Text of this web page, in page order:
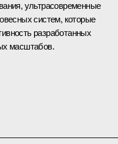
ультрасовременные
систем, которые
разработанных
масштабов.